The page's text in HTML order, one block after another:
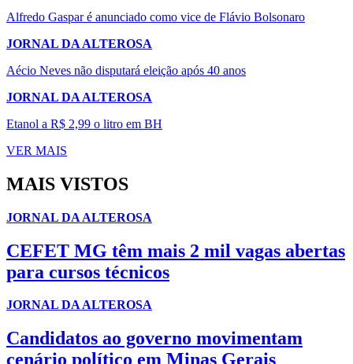
Alfredo Gaspar é anunciado como vice de Flávio Bolsonaro
JORNAL DA ALTEROSA
Aécio Neves não disputará eleição após 40 anos
JORNAL DA ALTEROSA
Etanol a R$ 2,99 o litro em BH
VER MAIS
MAIS VISTOS
JORNAL DA ALTEROSA
CEFET MG têm mais 2 mil vagas abertas
para cursos técnicos
JORNAL DA ALTEROSA
Candidatos ao governo movimentam
cenário político em Minas Gerais